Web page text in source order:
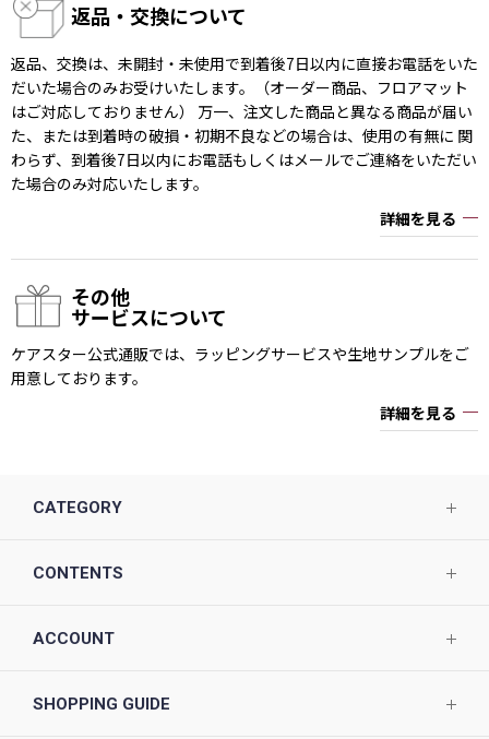
返品・交換について
返品、交換は、未開封・未使用で到着後7日以内に直接お電話をいた
だいた場合のみお受けいたします。（オーダー商品、フロアマット
はご対応しておりません） 万一、注文した商品と異なる商品が届い
た、または到着時の破損・初期不良などの場合は、使用の有無に 関
わらず、到着後7日以内にお電話もしくはメールでご連絡をいただい
た場合のみ対応いたします。
詳細を見る
その他
サービスについて
ケアスター公式通販では、ラッピングサービスや生地サンプルをご
用意しております。
詳細を見る
CATEGORY
CONTENTS
ACCOUNT
SHOPPING GUIDE